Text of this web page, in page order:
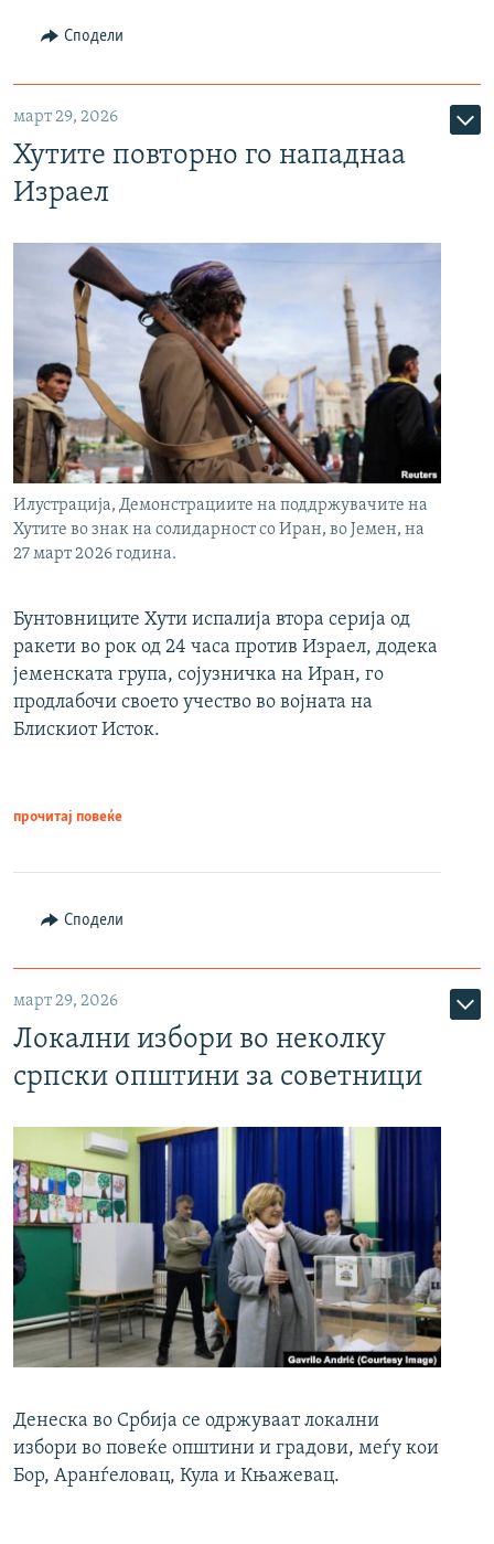
Сподели
март 29, 2026
Хутите повторно го нападнаа
Израел
Илустрација, Демонстрациите на поддржувачите на
Хутите во знак на солидарност со Иран, во Јемен, на
27 март 2026 година.
Бунтовниците Хути испалија втора серија од
ракети во рок од 24 часа против Израел, додека
јеменската група, сојузничка на Иран, го
продлабочи своето учество во војната на
Блискиот Исток.
прочитај повеќе
Сподели
март 29, 2026
Локални избори во неколку
српски општини за советници
Денеска во Србија се одржуваат локални
избори во повеќе општини и градови, меѓу кои
Бор, Аранѓеловац, Кула и Књажевац.